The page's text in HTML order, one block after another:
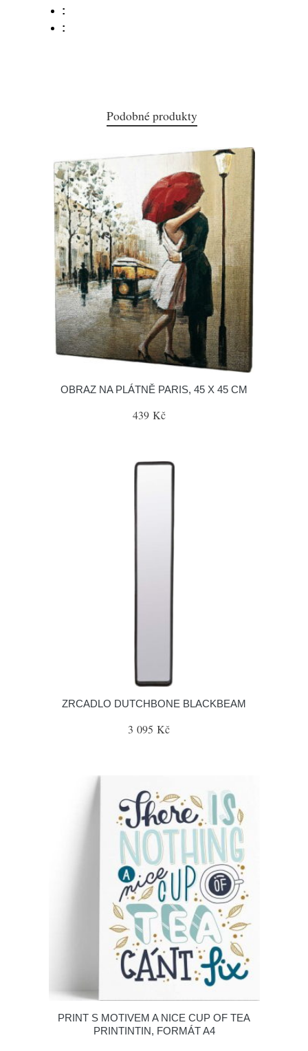
:
:
Podobné produkty
OBRAZ NA PLÁTNĚ PARIS, 45 X 45 CM
439 Kč
ZRCADLO DUTCHBONE BLACKBEAM
3 095 Kč
PRINT S MOTIVEM A NICE CUP OF TEA
PRINTINTIN, FORMÁT A4